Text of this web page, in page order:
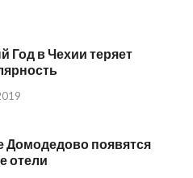
Год в Чехии теряет
Домодедово появятся
отели